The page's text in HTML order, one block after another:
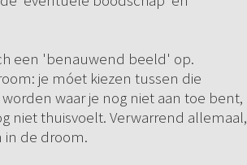
een 'benauwend beeld' op.
je móet kiezen tussen die
waar je nog niet aan toe bent,
niet thuisvoelt. Verwarrend allemaal,
in de droom.